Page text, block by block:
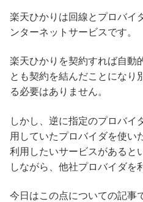
楽天ひかりは回線とプロバイ
ンターネットサービスです。
楽天ひかりを契約すれば自動
とも契約を結んだことになり
る必要はありません。
しかし、逆に指定のプロバイ
用していたプロバイダを使い
利用したいサービスがあると
しながら、他社プロバイダを
今日はこの点についての記事